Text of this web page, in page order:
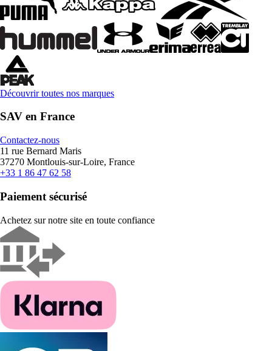
Découvrir toutes nos marques
SAV en France
Contactez-nous
11 rue Bernard Maris
37270 Montlouis-sur-Loire, France
+33 1 86 47 62 58
Paiement sécurisé
Achetez sur notre site en toute confiance